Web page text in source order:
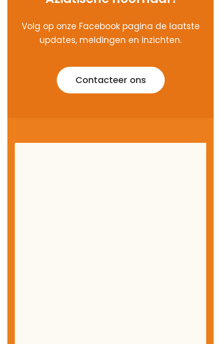
updates, meldingen en inzichten.
Contacteer ons